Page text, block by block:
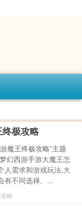
极攻略
魔王终极攻略”主题
幻西游手游大魔王怎
人需求和游戏玩法,大
有不同选择。...
略